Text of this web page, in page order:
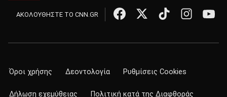
ΑΚΟΛΟΥΘΗΣΤΕ ΤΟ CNN.GR
Όροι χρήσης Δεοντολογία Ρυθμίσεις Cookies
Δήλωση εχεμύθειας Πολιτική κατά της Διαφθοράς